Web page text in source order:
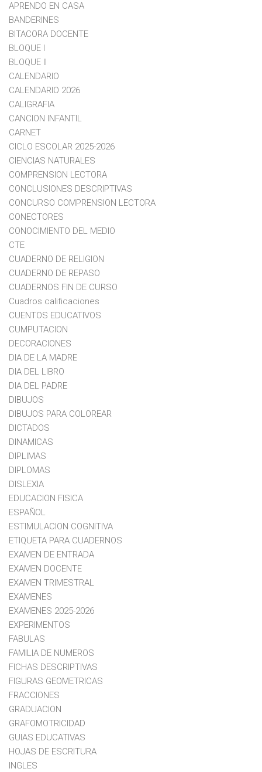
APRENDO EN CASA
BANDERINES
BITACORA DOCENTE
BLOQUE I
BLOQUE II
CALENDARIO
CALENDARIO 2026
CALIGRAFIA
CANCION INFANTIL
CARNET
CICLO ESCOLAR 2025-2026
CIENCIAS NATURALES
COMPRENSION LECTORA
CONCLUSIONES DESCRIPTIVAS
CONCURSO COMPRENSION LECTORA
CONECTORES
CONOCIMIENTO DEL MEDIO
CTE
CUADERNO DE RELIGION
CUADERNO DE REPASO
CUADERNOS FIN DE CURSO
Cuadros calificaciones
CUENTOS EDUCATIVOS
CUMPUTACION
DECORACIONES
DIA DE LA MADRE
DIA DEL LIBRO
DIA DEL PADRE
DIBUJOS
DIBUJOS PARA COLOREAR
DICTADOS
DINAMICAS
DIPLIMAS
DIPLOMAS
DISLEXIA
EDUCACION FISICA
ESPAÑOL
ESTIMULACION COGNITIVA
ETIQUETA PARA CUADERNOS
EXAMEN DE ENTRADA
EXAMEN DOCENTE
EXAMEN TRIMESTRAL
EXAMENES
EXAMENES 2025-2026
EXPERIMENTOS
FABULAS
FAMILIA DE NUMEROS
FICHAS DESCRIPTIVAS
FIGURAS GEOMETRICAS
FRACCIONES
GRADUACION
GRAFOMOTRICIDAD
GUIAS EDUCATIVAS
HOJAS DE ESCRITURA
INGLES